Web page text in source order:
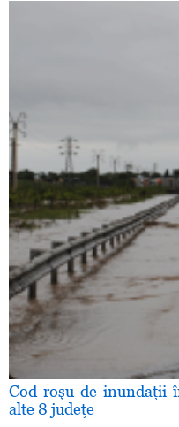
Cod roşu de inundaţii
alte 8 judeţe